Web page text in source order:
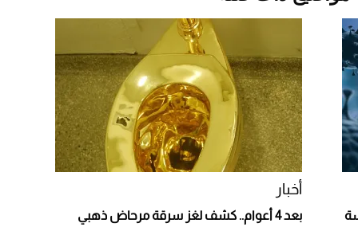
أغلى 10 عطور في العالم للرجال تمنحك فخامة
استثنائية
Comeback" في جدة (فيديو)
"بوجاتي ميسترال" الاستثنائية للبيع في مزاد
مونتيري
2026-07-23
أخبار
بعد 4 أعوام.. كشف لغز سرقة مرحاض ذهبي